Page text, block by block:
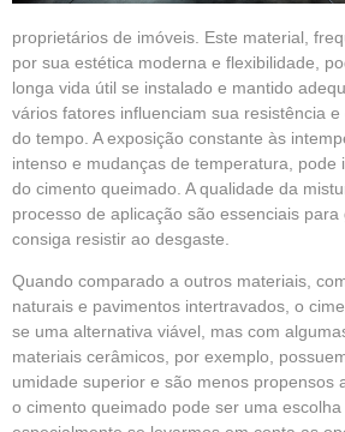
proprietários de imóveis. Este material,
por sua estética moderna e flexibilidade,
longa vida útil se instalado e mantido
vários fatores influenciam sua resistência
do tempo. A exposição constante às
intenso e mudanças de temperatura, pode
do cimento queimado. A qualidade da
processo de aplicação são essenciais
consiga resistir ao desgaste.
Quando comparado a outros materiais,
naturais e pavimentos intertravados, o
se uma alternativa viável, mas com
materiais cerâmicos, por exemplo,
umidade superior e são menos propensos
o cimento queimado pode ser uma escolha